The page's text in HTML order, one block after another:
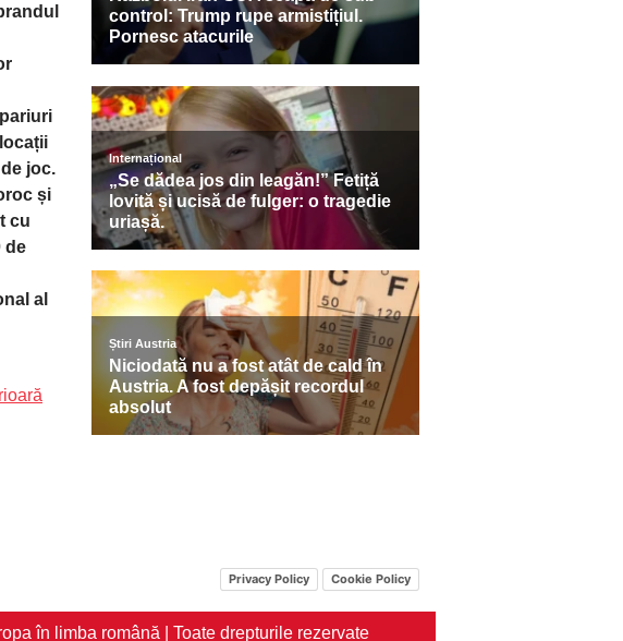
joc.
și
cu
de
al
Privacy Policy Cookie Policy
în limba română | Toate drepturile rezervate